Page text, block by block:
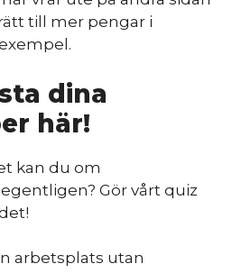
till mer pengar i
dina
här!
kan du om
Gör vårt quiz
arbetsplats utan